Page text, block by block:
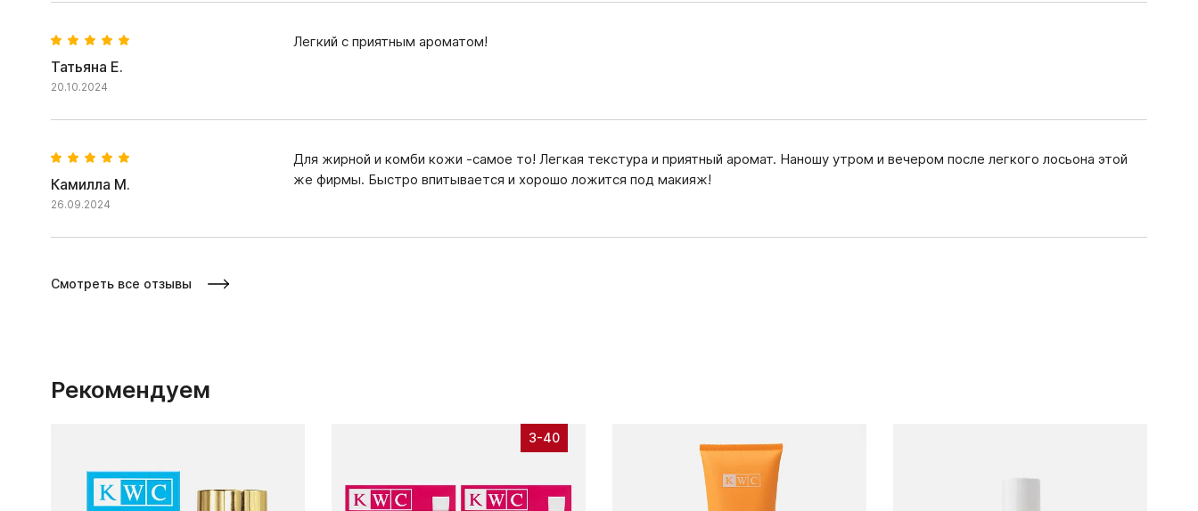
Татьяна Е.
20.10.2024
Легкий с приятным ароматом!
Камилла М.
26.09.2024
Для жирной и комби кожи -самое то! Легкая текстура и приятный аромат. Наношу утром и вечером после легкого лосьона этой
же фирмы. Быстро впитывается и хорошо ложится под макияж!
Смотреть все отзывы
Рекомендуем
3-40